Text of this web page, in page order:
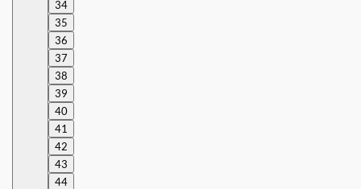
34
35
36
37
38
39
40
41
42
43
44